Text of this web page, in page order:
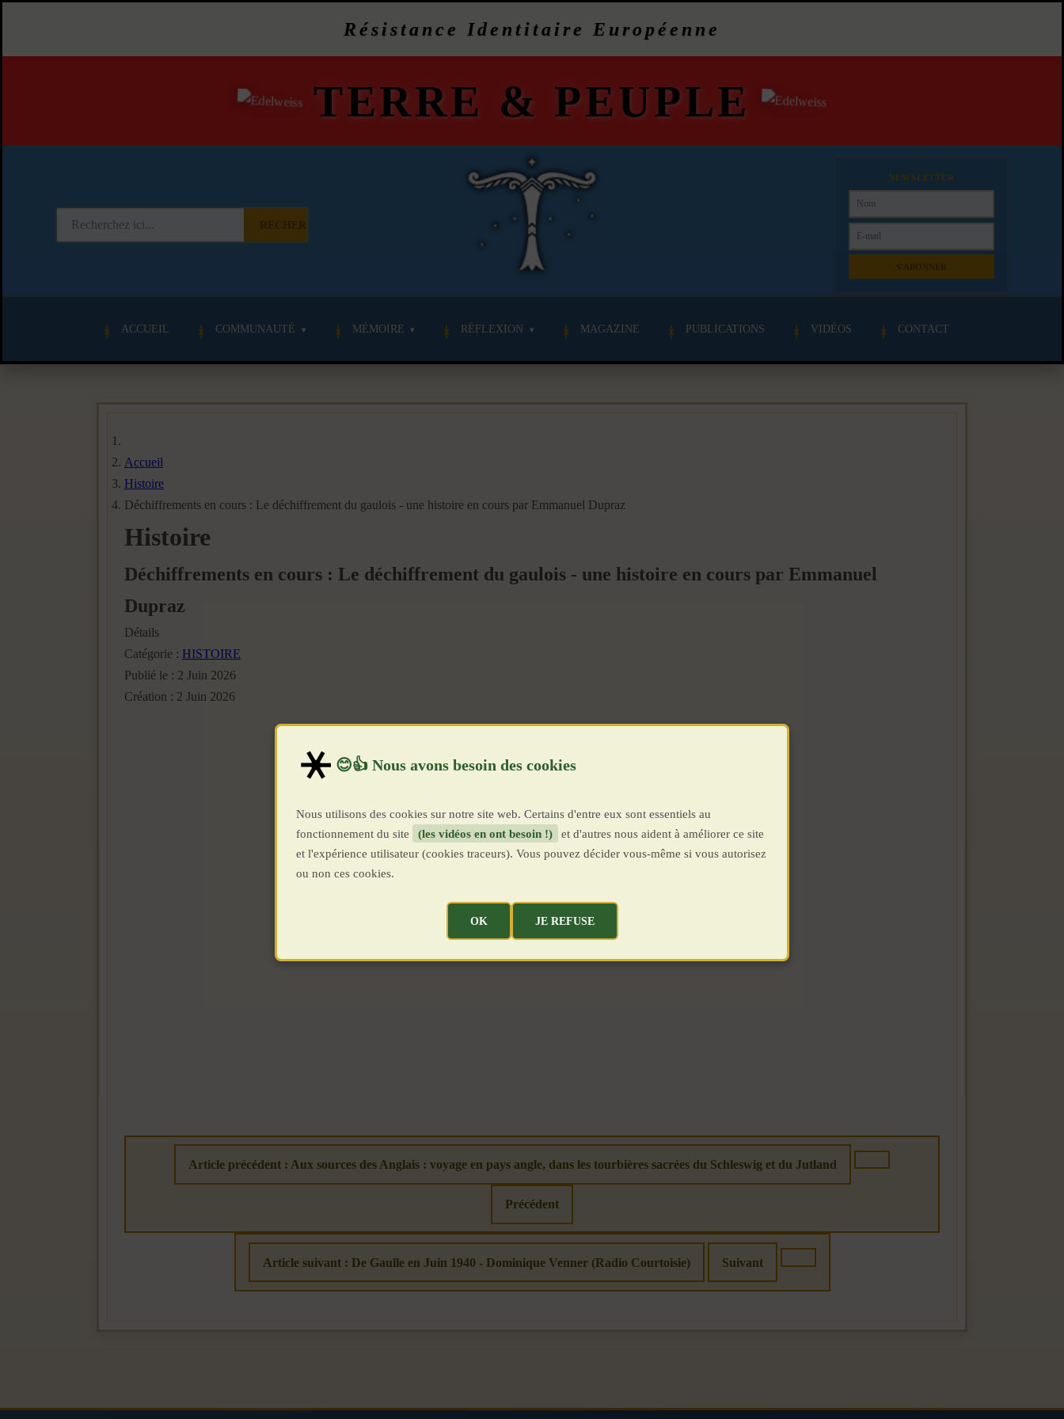
Résistance Identitaire Européenne
TERRE & PEUPLE
NEWSLETTER
ACCUEIL COMMUNAUTÉ MÉMOIRE RÉFLEXION MAGAZINE PUBLICATIONS VIDÉOS CONTACT
Accueil
Histoire
Déchiffrements en cours : Le déchiffrement du gaulois - une histoire en cours par Emmanuel Dupraz
Histoire
Déchiffrements en cours : Le déchiffrement du gaulois - une histoire en cours par Emmanuel
Dupraz
Détails
Catégorie : HISTOIRE
Publié le : 2 Juin 2026
Création : 2 Juin 2026
Article précédent : Aux sources des Anglais : voyage en pays angle, dans les tourbières sacrées du Schleswig et du Jutland
Précédent
Article suivant : De Gaulle en Juin 1940 - Dominique Venner (Radio Courtoisie) Suivant
Nous utilisons des cookies sur notre site web. Certains d'entre eux sont essentiels au
fonctionnement du site
(les vidéos en ont besoin !)
et d'autres nous aident à améliorer ce site
et l'expérience utilisateur (cookies traceurs). Vous pouvez décider vous-même si vous autorisez
ou non ces cookies.
OK JE REFUSE